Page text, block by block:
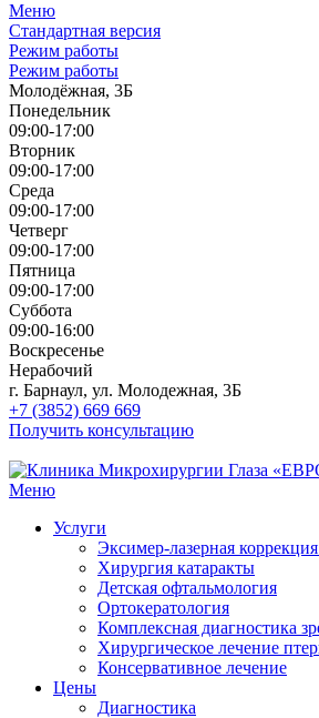
Меню
Стандартная версия
Режим работы
Режим работы
Молодёжная, 3Б
Понедельник
09:00-17:00
Вторник
09:00-17:00
Среда
09:00-17:00
Четверг
09:00-17:00
Пятница
09:00-17:00
Суббота
09:00-16:00
Воскресенье
Нерабочий
г. Барнаул, ул. Молодежная, 3Б
+7 (3852) 669 669
Получить консультацию
Меню
Услуги
Эксимер-лазерная
Хирургия катаракты
Детская офтальмология
Ортокератология
Комплексная диагностика
Хирургическое лечение
Консервативное лечение
Цены
Диагностика